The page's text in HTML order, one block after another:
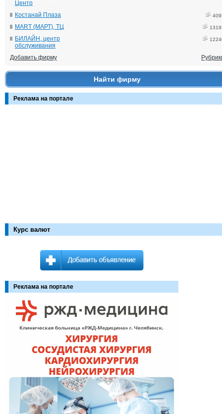
Центр
Костанай Плаза
MART (МАРТ), ТЦ
БИЛАЙН, центр
обслуживания
Добавить фирму
Найти фирму
Реклама на портале
Курс валют
Реклама на портале